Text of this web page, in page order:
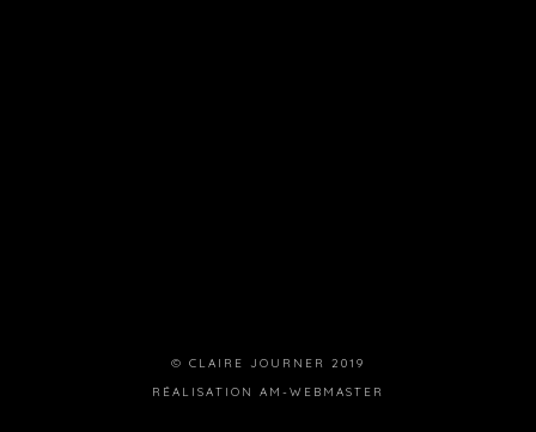
© CLAIRE JOURNER 2019
RÉALISATION AM-WEBMASTER